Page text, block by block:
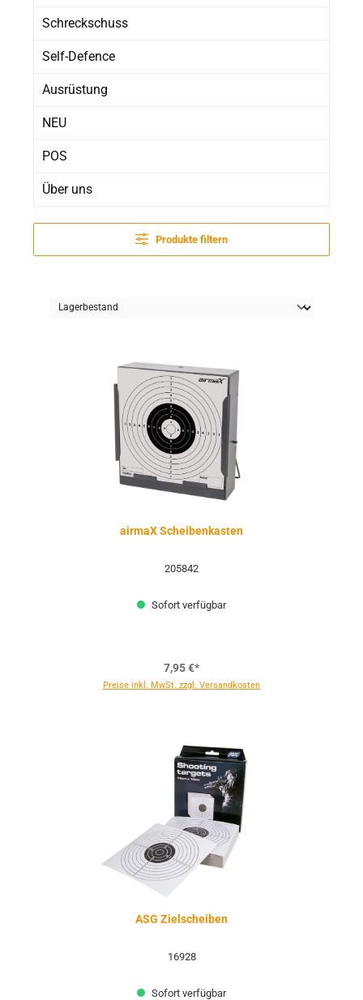
Schreckschuss
Self-Defence
Ausrüstung
NEU
POS
Über uns
Produkte filtern
airmaX Scheibenkasten
205842
Sofort verfügbar
7,95 €*
Preise inkl. MwSt. zzgl. Versandkosten
ASG Zielscheiben
16928
Sofort verfügbar